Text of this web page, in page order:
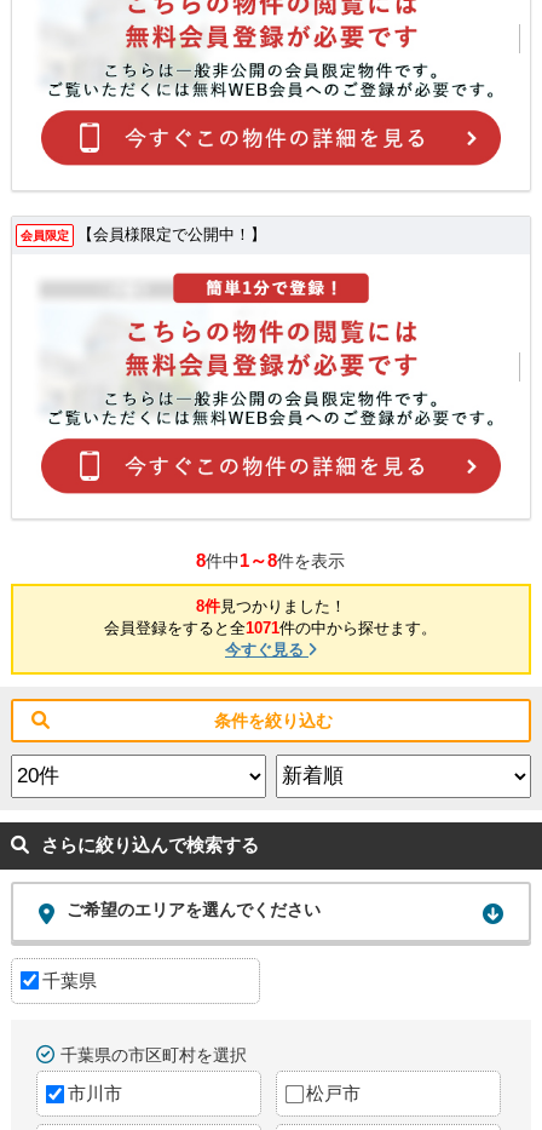
会員限定 【会員様限定で公開中！】
8件中1～8件を表示
8件見つかりました！
会員登録をすると全1071件の中から探せます。
今すぐ見る
条件を絞り込む
さらに絞り込んで検索する
ご希望のエリアを選んでください
千葉県
千葉県の市区町村を選択
市川市 松戸市